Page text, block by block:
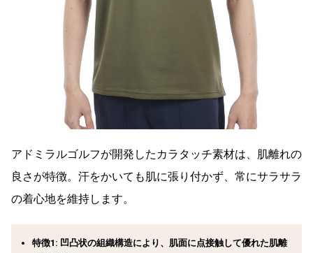
アドミラルゴルフが開発したカラタッチ素材は、肌離れの
良さが特徴。汗をかいても肌に張り付かず、常にサラサラ
の着心地を維持します。
特徴1: 凹凸状の組織構造により、肌面に点接触して優れた肌離